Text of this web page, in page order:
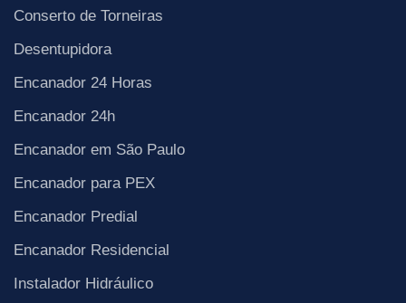
Conserto de Torneiras
Desentupidora
Encanador 24 Horas
Encanador 24h
Encanador em São Paulo
Encanador para PEX
Encanador Predial
Encanador Residencial
Instalador Hidráulico